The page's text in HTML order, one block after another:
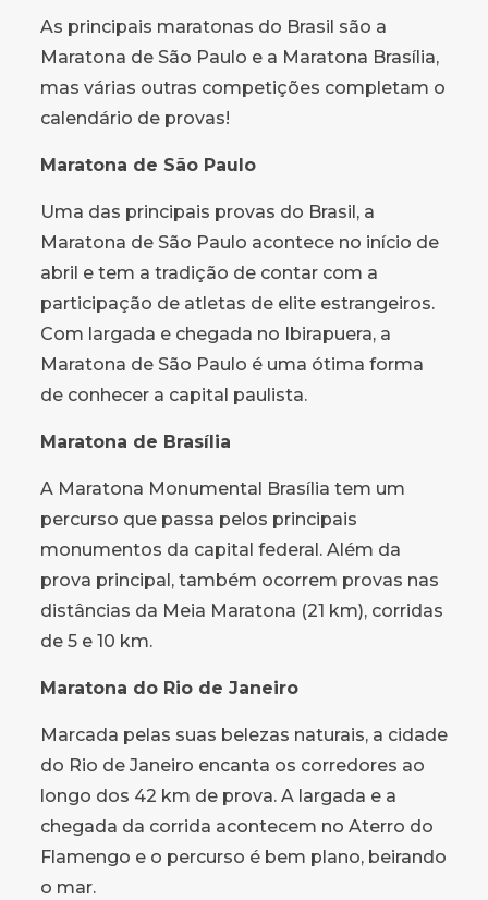
As principais maratonas do Brasil são a
Maratona de São Paulo e a Maratona Brasília,
mas várias outras competições completam o
calendário de provas!
Maratona de São Paulo
Uma das principais provas do Brasil, a
Maratona de São Paulo acontece no início de
abril e tem a tradição de contar com a
participação de atletas de elite estrangeiros.
Com largada e chegada no Ibirapuera, a
Maratona de São Paulo é uma ótima forma
de conhecer a capital paulista.
Maratona de Brasília
A Maratona Monumental Brasília tem um
percurso que passa pelos principais
monumentos da capital federal. Além da
prova principal, também ocorrem provas nas
distâncias da Meia Maratona (21 km), corridas
de 5 e 10 km.
Maratona do Rio de Janeiro
Marcada pelas suas belezas naturais, a cidade
do Rio de Janeiro encanta os corredores ao
longo dos 42 km de prova. A largada e a
chegada da corrida acontecem no Aterro do
Flamengo e o percurso é bem plano, beirando
o mar.